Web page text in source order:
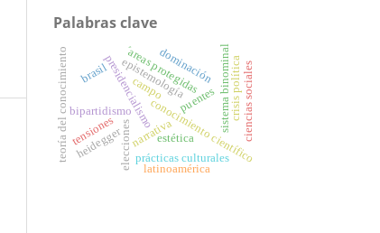
Palabras clave
narrativa
conocimiento científico
puentes
elecciones
presidencialismo
bipartidismo sistema binominal
´areas protegidas
teoría del conocimiento epistemología crisis políticaciencias sociales
prácticas culturales
estética
dominación
brasil
tensiones
heidegger
campo
latinoamérica